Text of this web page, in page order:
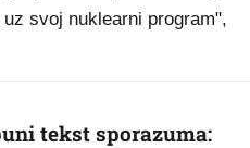
svoj nuklearni program",
tekst sporazuma: